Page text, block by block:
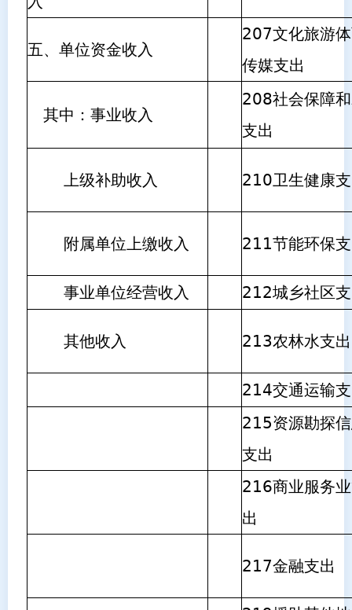
五、单位资金收入
207文化旅游
传媒支出
其中：事业收入
208社会保障
支出
上级补助收入 210卫生健康
附属单位上缴收入 211节能环保
事业单位经营收入 212城乡社区
其他收入 213农林水支出
214交通运输
215资源勘探
支出
216商业服务
出
217金融支出